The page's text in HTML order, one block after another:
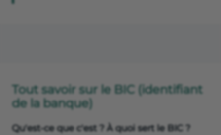
Tout savoir sur le BIC (identifiant
de la banque)
Qu'est-ce que c'est ? À quoi sert le BIC ?